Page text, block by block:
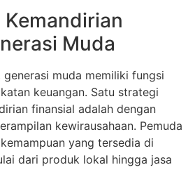
Muda
muda memiliki fungsi
keuangan. Satu strategi
finansial adalah dengan
kewirausahaan. Pemuda
yang tersedia di
dari produk lokal hingga jasa